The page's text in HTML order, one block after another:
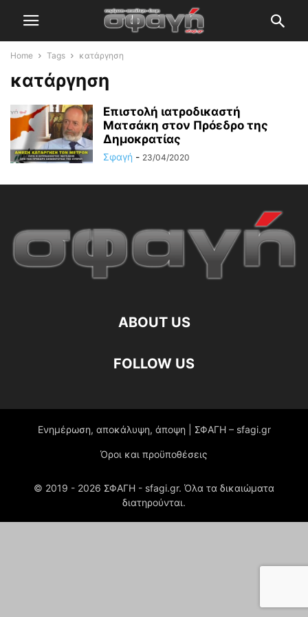
Home Tags κατάργηση
κατάργηση
Επιστολή ιατροδικαστή
Ματσάκη στον Πρόεδρο της
Δημοκρατίας
Σφαγή - 23/04/2020
ABOUT US
FOLLOW US
Ενημέρωση, αποκάλυψη, άποψη | ΣΦΑΓΗ – sfagi.gr
Όροι και προϋποθέσεις
© 2019 - 2026 ΣΦΑΓΗ - sfagi.gr. Όλα τα δικαιώματα
διατηρούνται.